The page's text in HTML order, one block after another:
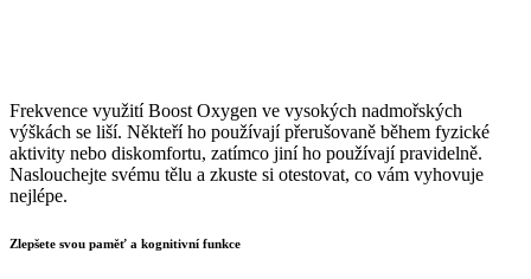
Frekvence využití Boost Oxygen ve vysokých nadmořských
výškách se liší. Někteří ho používají přerušovaně během fyzické
aktivity nebo diskomfortu, zatímco jiní ho používají pravidelně.
Naslouchejte svému tělu a zkuste si otestovat, co vám vyhovuje
nejlépe.
Zlepšete svou paměť a kognitivní funkce